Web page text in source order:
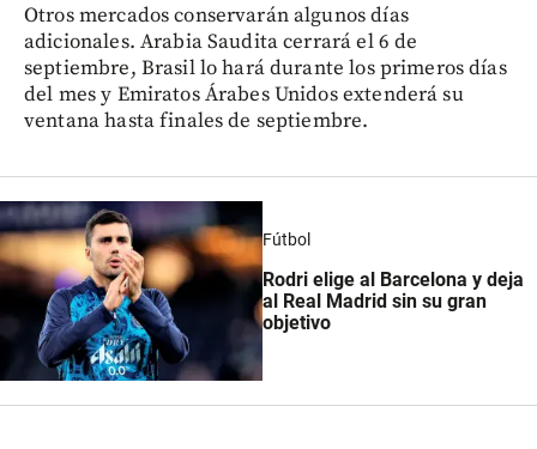
Otros mercados conservarán algunos días
adicionales. Arabia Saudita cerrará el 6 de
septiembre, Brasil lo hará durante los primeros días
del mes y Emiratos Árabes Unidos extenderá su
ventana hasta finales de septiembre.
Fútbol
Rodri elige al Barcelona y deja
al Real Madrid sin su gran
objetivo